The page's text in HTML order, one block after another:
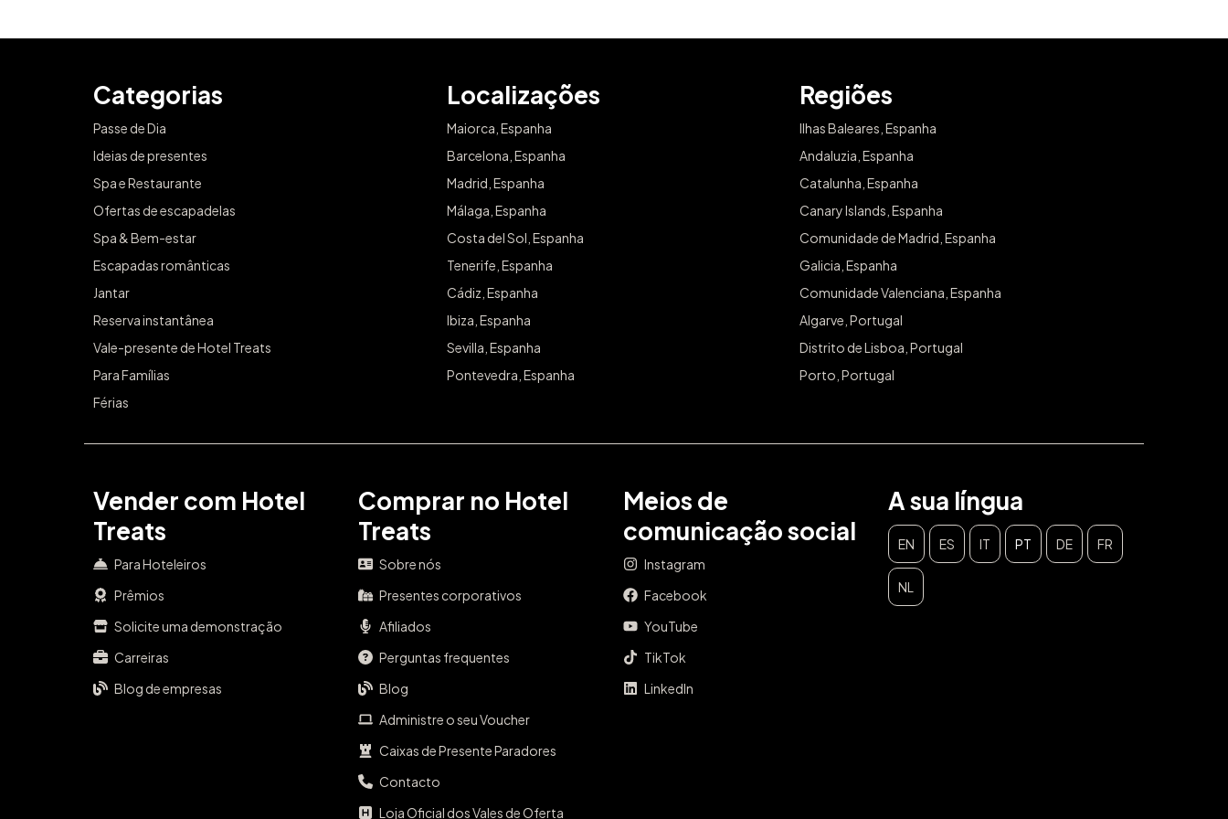
Categorias
Passe de Dia
Ideias de presentes
Spa e Restaurante
Ofertas de escapadelas
Spa & Bem-estar
Escapadas românticas
Jantar
Reserva instantânea
Vale-presente de Hotel Treats
Para Famílias
Férias
Localizações
Maiorca, Espanha
Barcelona, Espanha
Madrid, Espanha
Málaga, Espanha
Costa del Sol, Espanha
Tenerife, Espanha
Cádiz, Espanha
Ibiza, Espanha
Sevilla, Espanha
Pontevedra, Espanha
Regiões
Ilhas Baleares, Espanha
Andaluzia, Espanha
Catalunha, Espanha
Canary Islands, Espanha
Comunidade de Madrid, Espanha
Galicia, Espanha
Comunidade Valenciana, Espanha
Algarve, Portugal
Distrito de Lisboa, Portugal
Porto, Portugal
Vender com Hotel
Treats
Para Hoteleiros
Prêmios
Solicite uma demonstração
Carreiras
Blog de empresas
Comprar no Hotel
Treats
Sobre nós
Presentes corporativos
Afiliados
Perguntas frequentes
Blog
Administre o seu Voucher
Caixas de Presente Paradores
Contacto
Loja Oficial dos Vales de Oferta
Meios de
comunicação social
Instagram
Facebook
YouTube
TikTok
LinkedIn
A sua língua
EN ES IT PT DE FR
NL